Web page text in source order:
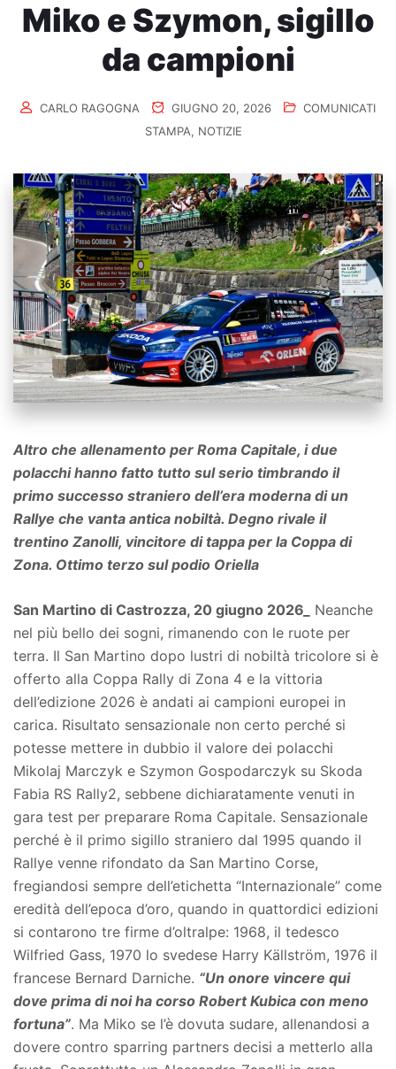
Miko e Szymon, sigillo
da campioni
CARLO RAGOGNA GIUGNO 20, 2026
COMUNICATI
STAMPA, NOTIZIE
Altro che allenamento per Roma Capitale, i due
polacchi hanno fatto tutto sul serio timbrando il
primo successo straniero dell’era moderna di un
Rallye che vanta antica nobiltà. Degno rivale il
trentino Zanolli, vincitore di tappa per la Coppa di
Zona. Ottimo terzo sul podio Oriella
San Martino di Castrozza, 20 giugno 2026_
Neanche
nel più bello dei sogni, rimanendo con le ruote per
terra. Il San Martino dopo lustri di nobiltà tricolore si è
offerto alla Coppa Rally di Zona 4 e la vittoria
dell’edizione 2026 è andati ai campioni europei in
carica. Risultato sensazionale non certo perché si
potesse mettere in dubbio il valore dei polacchi
Mikolaj Marczyk e Szymon Gospodarczyk su Skoda
Fabia RS Rally2, sebbene dichiaratamente venuti in
gara test per preparare Roma Capitale. Sensazionale
perché è il primo sigillo straniero dal 1995 quando il
Rallye venne rifondato da San Martino Corse,
fregiandosi sempre dell’etichetta “Internazionale” come
eredità dell’epoca d’oro, quando in quattordici edizioni
si contarono tre firme d’oltralpe: 1968, il tedesco
Wilfried Gass, 1970 lo svedese Harry Källström, 1976 il
francese Bernard Darniche. “Un onore vincere qui
dove prima di noi ha corso Robert Kubica con meno
fortuna”. Ma Miko se l’è dovuta sudare, allenandosi a
dovere contro sparring partners decisi a metterlo alla